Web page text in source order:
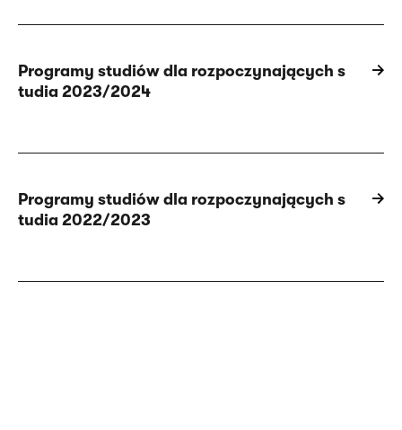
Programy studiów dla rozpoczynających s
tudia 2023/2024
Programy studiów dla rozpoczynających s
tudia 2022/2023